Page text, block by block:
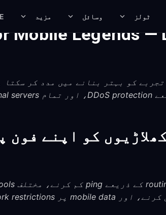
ٹولز وسائل مزید
Mobile Legends —